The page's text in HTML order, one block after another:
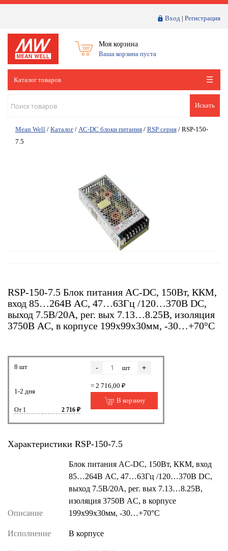
Вход | Регистрация
Моя корзина
Ваша корзина пуста
Каталог товаров
Искать
Mean Well / Каталог / AC-DC блоки питания / RSP серия / RSP-150-
7.5
RSP-150-7.5 Блок питания AC-DC, 150Вт, ККМ,
вход 85…264В AC, 47…63Гц /120…370В DC,
выход 7.5В/20A, рег. вых 7.13…8.25В, изоляция
3750В AC, в корпусе 199х99х30мм, -30…+70°С
8 шт
1-2 дня
От 1 2 716 ₽
- шт +
= 2 716,00 ₽
В корзину
Характеристики RSP-150-7.5
Описание
Блок питания AC-DC, 150Вт, ККМ, вход
85…264В AC, 47…63Гц /120…370В DC,
выход 7.5В/20A, рег. вых 7.13…8.25В,
изоляция 3750В AC, в корпусе
199х99х30мм, -30…+70°С
Исполнение В корпусе